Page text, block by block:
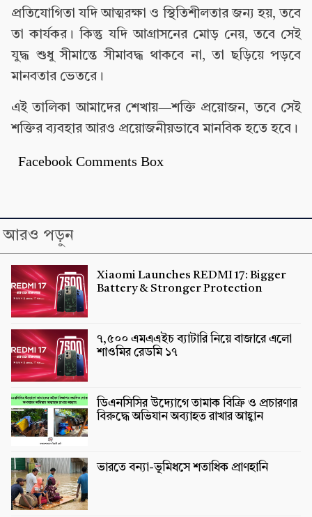
প্রতিযোগিতা যদি আত্মরক্ষা ও স্থিতিশীলতার জন্য হয়, তবে
তা কার্যকর। কিন্তু যদি আগ্রাসনের মোড় নেয়, তবে সেই
যুদ্ধ শুধু সীমান্তে সীমাবদ্ধ থাকবে না, তা ছড়িয়ে পড়বে
মানবতার ভেতরে।
এই তালিকা আমাদের শেখায়—শক্তি প্রয়োজন, তবে সেই
শক্তির ব্যবহার আরও প্রয়োজনীয়ভাবে মানবিক হতে হবে।
Facebook Comments Box
আরও পড়ুন
Xiaomi Launches REDMI 17: Bigger
Battery & Stronger Protection
৭,৫০০ এমএএইচ ব্যাটারি নিয়ে বাজারে এলো
শাওমির রেডমি ১৭
ডিএনসিসির উদ্যোগে তামাক বিক্রি ও প্রচারণার
বিরুদ্ধে অভিযান অব্যাহত রাখার আহ্বান
ভারতে বন্যা-ভূমিধসে শতাধিক প্রাণহানি